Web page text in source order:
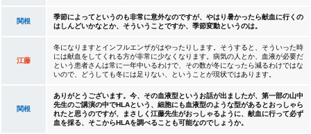
関根
季節によってというのも非常に意外なのですが、やはり暑かったら献血に行くの
はしんどいかなとか、そういうことですか、季節変動というのは。
江藤
冬になりますとインフルエンザがはやったりします。そうすると、そういった時
には献血をしてくれる方が非常に少なくなります。病気の人とか、血液が必要だ
という患者さんは常に一年中いるわけで、その数が冬になったら減るわけではな
いので、どうしても冬には足りない、ということが現状ではあります。
関根
ありがとうございます。今、その血液型というお話が出ましたが、第一部の山中
先生のご講演の中でHLAという、細胞にも血液型のような型があるとおっしゃら
れたと思うのですが、まさしく江藤先生がおっしゃるように、献血に行って必ず
血を採る、そこからHLAを調べることも可能なのでしょうか。